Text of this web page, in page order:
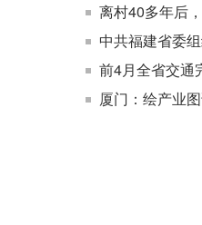
离村40多年后
中共福建省委
前4月全省交通
厦门：绘产业